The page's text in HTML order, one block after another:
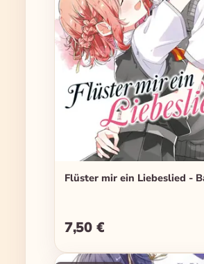
Flüster mir ein Liebeslied -
Regulärer Preis:
7,50 €